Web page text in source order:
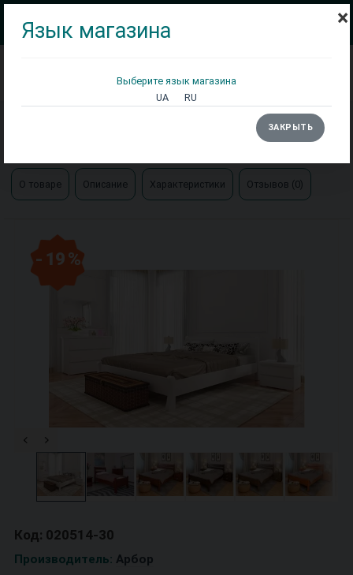
Матрасы
×
Язык магазина
Выберите язык магазина
UA
RU
ЗАКРЫТЬ
О товаре Описание Характеристики Отзывов (0)
- 19 %
Код: 020514-30
Производитель: Арбор